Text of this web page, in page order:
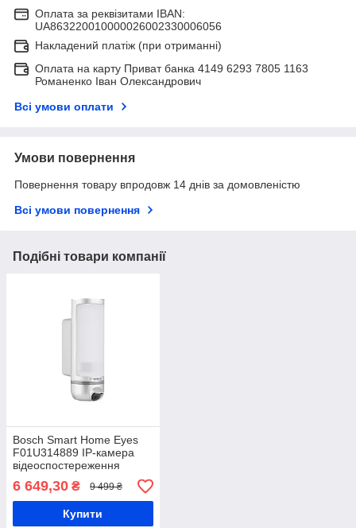
Оплата за реквізитами IBAN:
UA863220010000026002330006056
Накладений платіж (при отриманні)
Оплата на карту Приват банка 4149 6293 7805 1163
Романенко Іван Олександрович
Всі умови оплати
Умови повернення
Повернення товару впродовж 14 днів за домовленістю
Всі умови повернення
Подібні товари компанії
Bosch Smart Home Eyes
F01U314889 IP-камера
відеоспостереження
6 649,30 ₴ 9 499 ₴
Купити